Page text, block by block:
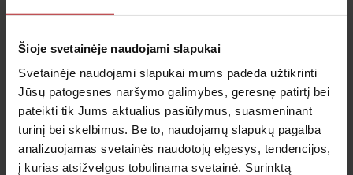
Šioje svetainėje naudojami slapukai
Svetainėje naudojami slapukai mums padeda užtikrinti
Jūsų patogesnes naršymo galimybes, geresnę patirtį bei
pateikti tik Jums aktualius pasiūlymus, suasmeninant
turinį bei skelbimus. Be to, naudojamų slapukų pagalba
analizuojamas svetainės naudotojų elgesys, tendencijos,
į kurias atsižvelgus tobulinama svetainė. Surinktą
Gauk naujienas pirmas
Kas kiek laiko būtina profilaktiškai tikrintis sveikatą?
Kada metas skiepytis nuo gripo? Prenumeruokite
naujienlaiškį, kad svarbiausi priminimai į Jūsų pašto
dėžutę atkeliautų laiku. Sulauksite ne tik naudingos
informacijos kaip rūpintis savo sveikata, bet ir
geriausių pasiūlymų bei akcijų.